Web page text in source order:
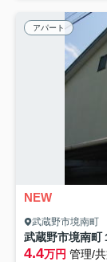
アパート
NEW
武蔵野市境南町
武蔵野市境南町
4.4万円 管理/